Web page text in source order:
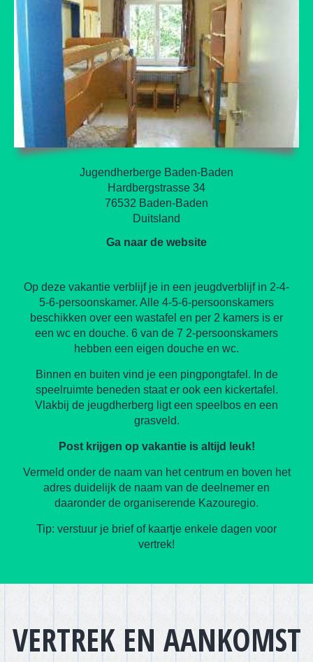
Jugendherberge Baden-Baden
Hardbergstrasse 34
76532 Baden-Baden
Duitsland
Ga naar de website
Op deze vakantie verblijf je in een jeugdverblijf in 2-4-
5-6-persoonskamer. Alle 4-5-6-persoonskamers
beschikken over een wastafel en per 2 kamers is er
een wc en douche. 6 van de 7 2-persoonskamers
hebben een eigen douche en wc.
Binnen en buiten vind je een pingpongtafel. In de
speelruimte beneden staat er ook een kickertafel.
Vlakbij de jeugdherberg ligt een speelbos en een
grasveld.
Post krijgen op vakantie is altijd leuk!
Vermeld onder de naam van het centrum en boven het
adres duidelijk de naam van de deelnemer en
daaronder de organiserende Kazouregio.
Tip: verstuur je brief of kaartje enkele dagen voor
vertrek!
VERTREK EN AANKOMST